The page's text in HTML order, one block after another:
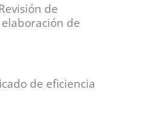
de
de
de eficiencia